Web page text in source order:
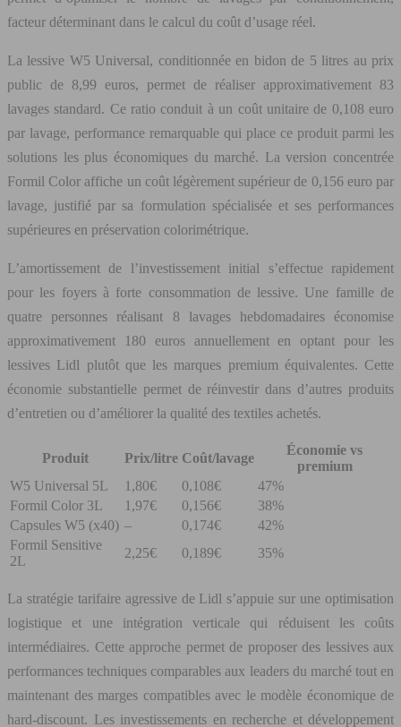
facteur déterminant dans le calcul du coût d’usage réel.
La lessive W5 Universal, conditionnée en bidon de 5 litres au prix
public de 8,99 euros, permet de réaliser approximativement 83
lavages standard. Ce ratio conduit à un coût unitaire de 0,108 euro
par lavage, performance remarquable qui place ce produit parmi les
solutions les plus économiques du marché. La version concentrée
Formil Color affiche un coût légèrement supérieur de 0,156 euro par
lavage, justifié par sa formulation spécialisée et ses performances
supérieures en préservation colorimétrique.
L’amortissement de l’investissement initial s’effectue rapidement
pour les foyers à forte consommation de lessive. Une famille de
quatre personnes réalisant 8 lavages hebdomadaires économise
approximativement 180 euros annuellement en optant pour les
lessives Lidl plutôt que les marques premium équivalentes. Cette
économie substantielle permet de réinvestir dans d’autres produits
d’entretien ou d’améliorer la qualité des textiles achetés.
Produit Prix/litre Coût/lavage
Économie vs
premium
W5 Universal 5L
1,80€ 0,108€
47%
Formil Color 3L
1,97€ 0,156€
38%
Capsules W5 (x40) – 0,174€
42%
Formil Sensitive
2L
2,25€ 0,189€ 35%
La stratégie tarifaire agressive de Lidl s’appuie sur une optimisation
logistique et une intégration verticale qui réduisent les coûts
intermédiaires. Cette approche permet de proposer des lessives aux
performances techniques comparables aux leaders du marché tout en
maintenant des marges compatibles avec le modèle économique de
hard-discount. Les investissements en recherche et développement